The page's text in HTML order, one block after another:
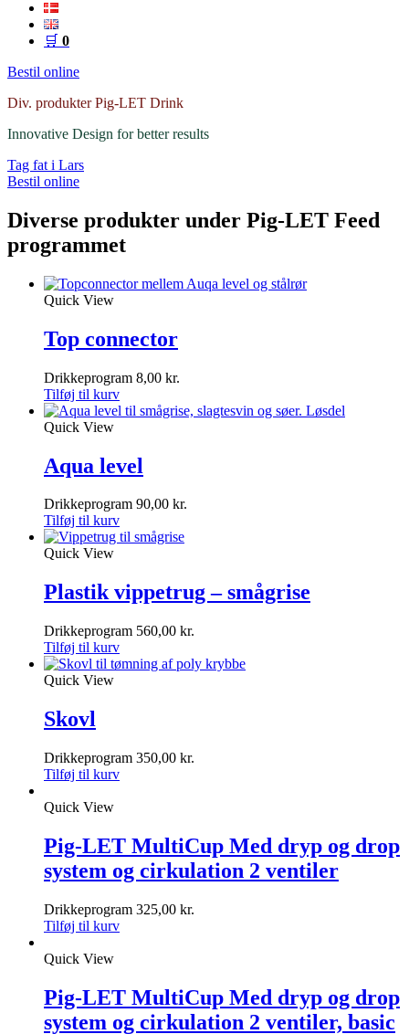
🛒 0
Bestil online
Div. produkter Pig-LET Drink
Innovative Design for better results
Tag fat i Lars
Bestil online
Diverse produkter under Pig-LET Feed
programmet
Quick View
Top connector
Drikkeprogram 8,00 kr.
Tilføj til kurv
Quick View
Aqua level
Drikkeprogram 90,00 kr.
Tilføj til kurv
Quick View
Plastik vippetrug – smågrise
Drikkeprogram 560,00 kr.
Tilføj til kurv
Quick View
Skovl
Drikkeprogram 350,00 kr.
Tilføj til kurv
Quick View
Pig-LET MultiCup Med dryp og drop
system og cirkulation 2 ventiler
Drikkeprogram 325,00 kr.
Tilføj til kurv
Quick View
Pig-LET MultiCup Med dryp og drop
system og cirkulation 2 ventiler, basic